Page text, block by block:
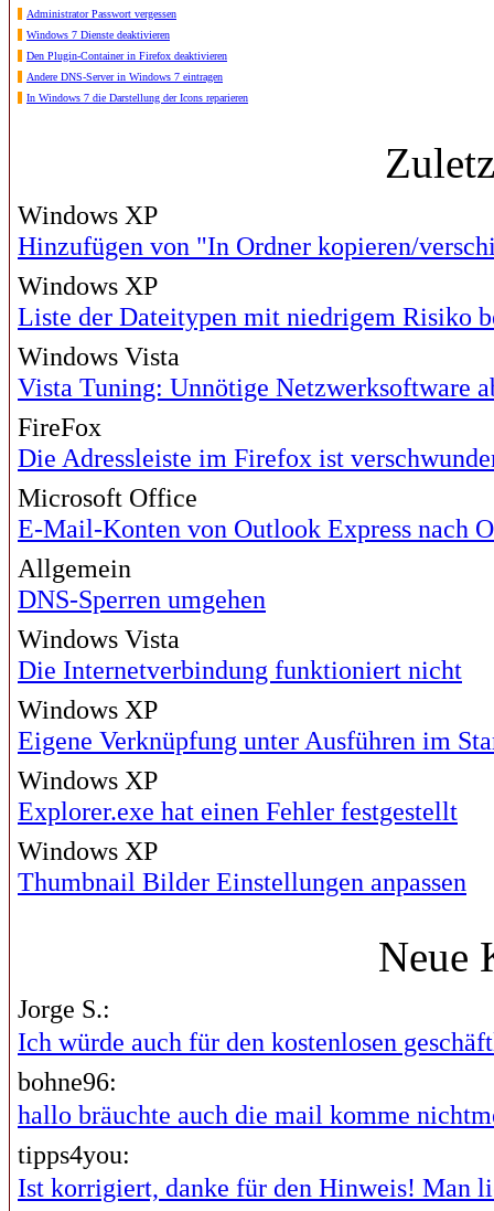
Administrator Passwort vergessen
Windows 7 Dienste deaktivieren
Den Plugin-Container in Firefox deaktivieren
Andere DNS-Server in Windows 7 eintragen
In Windows 7 die Darstellung der Icons reparieren
Windows XP
Hinzufügen von "In Ordner kopieren/
Windows XP
Liste der Dateitypen mit niedrigem Risiko
Windows Vista
Vista Tuning: Unnötige Netzwerksoftware
FireFox
Die Adressleiste im Firefox ist
Microsoft Office
E-Mail-Konten von Outlook Express nach
Allgemein
DNS-Sperren umgehen
Windows Vista
Die Internetverbindung funktioniert nicht
Windows XP
Eigene Verknüpfung unter Ausführen im
Windows XP
Explorer.exe hat einen Fehler festgestellt
Windows XP
Thumbnail Bilder Einstellungen anpassen
Neue
Jorge S.:
Ich würde auch für den kostenlosen
bohne96:
hallo bräuchte auch die mail komme
tipps4you:
Ist korrigiert, danke für den Hinweis! Man